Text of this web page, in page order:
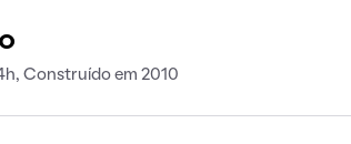
Construído em 2010